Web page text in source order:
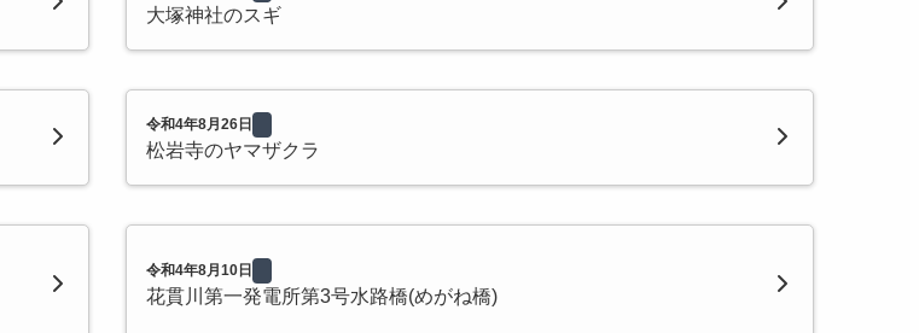
大塚神社のスギ
令和4年8月26日
松岩寺のヤマザクラ
令和4年8月10日
花貫川第一発電所第3号水路橋(めがね橋)